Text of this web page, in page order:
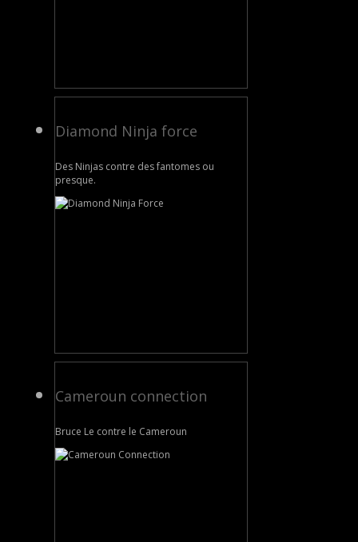
Diamond Ninja force
Des Ninjas contre des fantomes ou
presque.
Cameroun connection
Bruce Le contre le Cameroun